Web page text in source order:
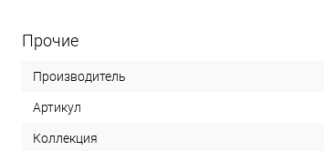
Прочие
Производитель
Артикул
Коллекция